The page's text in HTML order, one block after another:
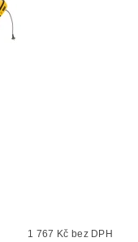
1 767 Kč bez DPH